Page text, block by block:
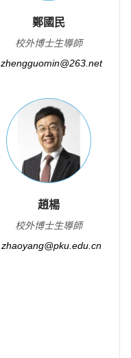
鄭國民
校外博士生導師
zhengguomin@263.net
趙楊
校外博士生導師
zhaoyang@pku.edu.cn